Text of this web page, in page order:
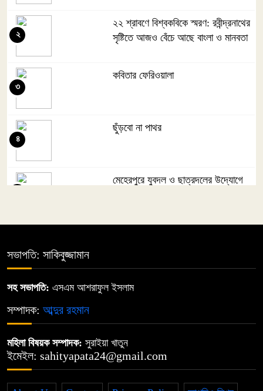
২২ শ্রাবণে বিশ্বকবিকে স্মরণ: রবীন্দ্রনাথের
সৃষ্টিতে আজও বেঁচে আছে বাংলা ও মানবতা
২
কবিতার ফেরিওয়ালা
৩
ছুঁড়বো না পাথর
৪
মেহেরপুরে যুবদল ও ছাত্রদলের উদ্যোগে
তোমারই কথা কয়
মা জননী
৮
সভাপতি: সাকিবুজ্জামান
সহ সভাপতি: এসএম আশরাফুল ইসলাম
সম্পাদক: আব্দুর রহমান
মহিলা বিষয়ক সম্পাদক: সুরাইয়া খাতুন
ইমেইল: sahityapata24@gmail.com